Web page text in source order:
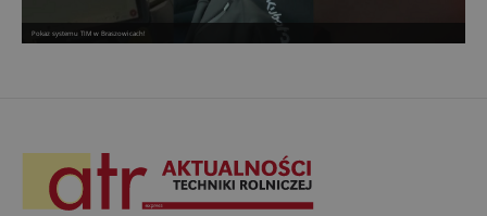
Pokaz systemu TIM w Braszowicach!